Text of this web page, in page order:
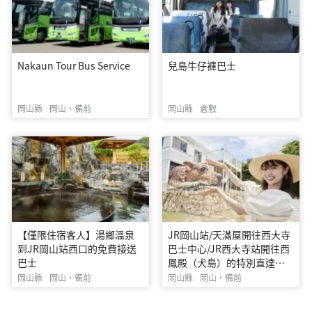
Nakaun Tour Bus Service
岡山縣 岡山・備前
兒島牛仔褲巴士
岡山縣 倉敷
【僅限住宿客人】湯鄉溫泉
到JR岡山站西口的免費接送
巴士
岡山縣 岡山・備前
JR岡山站/天滿屋開往西大寺
巴士中心/JR西大寺站開往西
鳳殿（犬島）的特別直達巴
士
岡山縣 岡山・備前